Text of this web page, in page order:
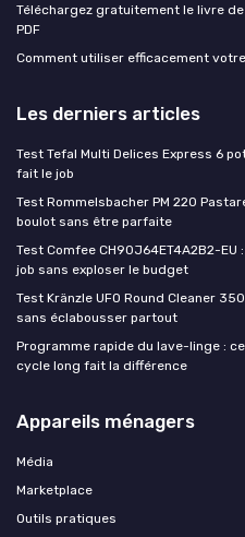
Téléchargez gratuitement le livre
PDF
Comment utiliser efficacement
Les derniers articles
Test Tefal Multi Delices Express 6
fait le job
Test Rommelsbacher PM 220
boulot sans être parfaite
Test Comfee CH90J64ET4A2B2-
job sans exploser le budget
Test Kränzle UFO Round Cleaner
sans éclabousser partout
Programme rapide du lave-linge :
cycle long fait la différence
Appareils ménagers
Média
Marketplace
Outils pratiques